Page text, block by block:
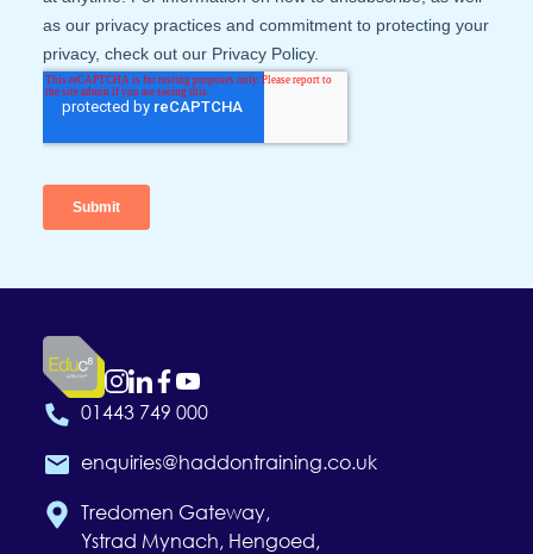
01443 749 000
enquiries@haddontraining.co.uk
Tredomen Gateway,
Ystrad Mynach, Hengoed,